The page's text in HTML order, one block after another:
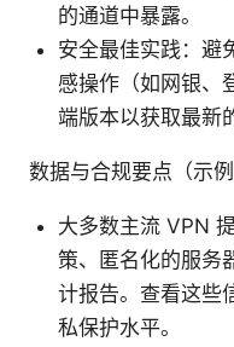
的通道中暴露。
安全最佳实践：避
感操作（如网银、
端版本以获取最新
数据与合规要点（示例
大多数主流 VPN
策、匿名化的服务
计报告。查看这些
私保护水平。